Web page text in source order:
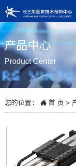
产品中心
Product Center
您的位置： 首 页 >